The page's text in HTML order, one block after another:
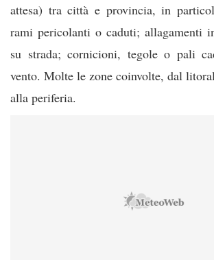
attesa) tra città e provincia, in
rami pericolanti o caduti; allagamenti
su strada; cornicioni, tegole o pali
vento. Molte le zone coinvolte, dal
alla periferia.